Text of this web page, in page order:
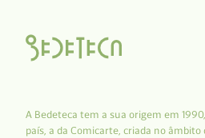
A Bedeteca tem a sua origem em
país, a da Comicarte, criada no âmbito